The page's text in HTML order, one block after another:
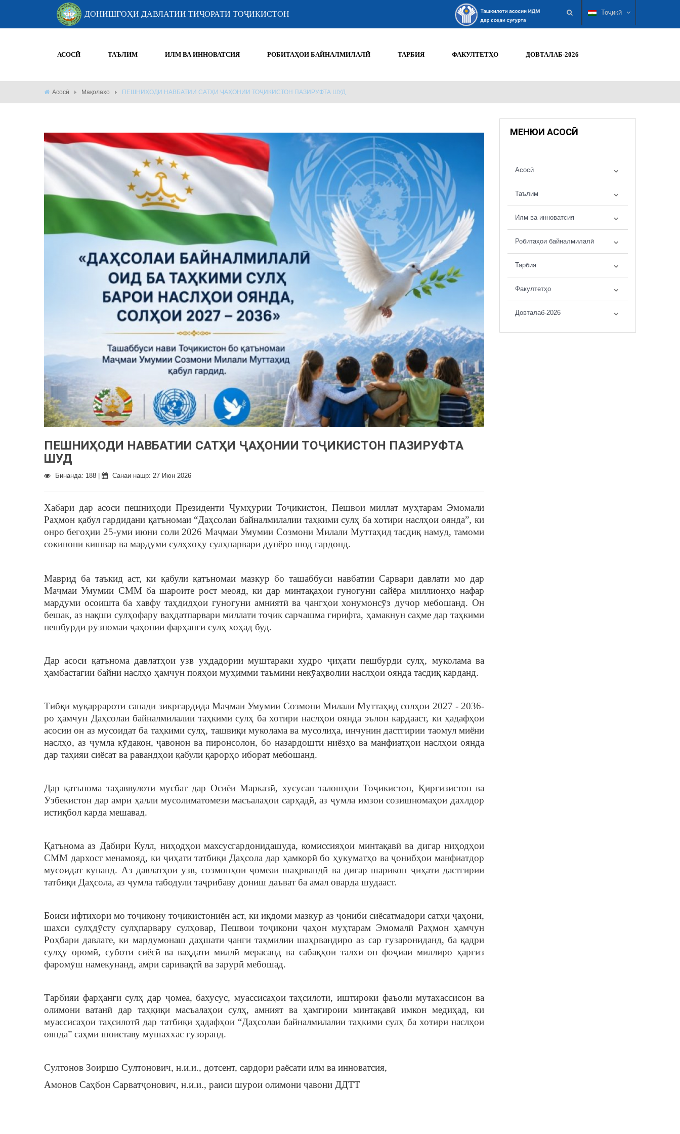
ДОНИШГОҲИ ДАВЛАТИИ ТИҶОРАТИ ТОҶИКИСТОН Тоҷикӣ
АСОСӢ ТАЪЛИМ ИЛМ ВА ИННОВАТСИЯ РОБИТАҲОИ БАЙНАЛМИЛАЛӢ ТАРБИЯ ФАКУЛТЕТҲО ДОВТАЛАБ-2026
Асосӣ Мақолаҳо ПЕШНИҲОДИ НАВБАТИИ САТҲИ ҶАҲОНИИ ТОҶИКИСТОН ПАЗИРУФТА ШУД
ПЕШНИҲОДИ НАВБАТИИ САТҲИ ҶАҲОНИИ ТОҶИКИСТОН ПАЗИРУФТА
ШУД
Бинанда: 188 | Санаи нашр: 27 Июн 2026
Хабари дар асоси пешниҳоди Президенти Ҷумҳурии Тоҷикистон, Пешвои миллат муҳтарам Эмомалӣ
Раҳмон қабул гардидани қатъномаи “Даҳсолаи байналмилалии таҳкими сулҳ ба хотири наслҳои оянда”, ки
онро бегоҳии 25-уми июни соли 2026 Маҷмаи Умумии Созмони Милали Муттаҳид тасдиқ намуд, тамоми
сокинони кишвар ва мардуми сулҳхоҳу сулҳпарвари дунёро шод гардонд.
Маврид ба таъкид аст, ки қабули қатъномаи мазкур бо ташаббуси навбатии Сарвари давлати мо дар
Маҷмаи Умумии СММ ба шароите рост меояд, ки дар минтақаҳои гуногуни сайёра миллионҳо нафар
мардуми осоишта ба хавфу таҳдидҳои гуногуни амниятӣ ва ҷангҳои хонумонсӯз дучор мебошанд. Он
бешак, аз нақши сулҳофару ваҳдатпарвари миллати тоҷик сарчашма гирифта, ҳамакнун саҳме дар таҳкими
пешбурди рӯзномаи ҷаҳонии фарҳанги сулҳ хоҳад буд.
Дар асоси қатънома давлатҳои узв уҳдадории муштараки худро ҷиҳати пешбурди сулҳ, муколама ва
ҳамбастагии байни наслҳо ҳамчун пояҳои муҳимми таъмини некӯаҳволии наслҳои оянда тасдиқ карданд.
Тибқи муқаррароти санади зикргардида Маҷмаи Умумии Созмони Милали Муттаҳид солҳои 2027 - 2036-
ро ҳамчун Даҳсолаи байналмилалии таҳкими сулҳ ба хотири наслҳои оянда эълон кардааст, ки ҳадафҳои
асосии он аз мусоидат ба таҳкими сулҳ, ташвиқи муколама ва мусолиҳа, инчунин дастгирии таомул миёни
наслҳо, аз ҷумла кӯдакон, ҷавонон ва пиронсолон, бо назардошти ниёзҳо ва манфиатҳои наслҳои оянда
дар таҳияи сиёсат ва равандҳои қабули қарорҳо иборат мебошанд.
Дар қатънома таҳаввулоти мусбат дар Осиёи Марказӣ, хусусан талошҳои Тоҷикистон, Қирғизистон ва
Ӯзбекистон дар амри ҳалли мусолиматомези масъалаҳои сарҳадӣ, аз ҷумла имзои созишномаҳои дахлдор
истиқбол карда мешавад.
Қатънома аз Дабири Кулл, ниҳодҳои махсусгардонидашуда, комиссияҳои минтақавӣ ва дигар ниҳодҳои
СММ дархост менамояд, ки ҷиҳати татбиқи Даҳсола дар ҳамкорӣ бо ҳукуматҳо ва ҷонибҳои манфиатдор
мусоидат кунанд. Аз давлатҳои узв, созмонҳои ҷомеаи шаҳрвандӣ ва дигар шарикон ҷиҳати дастгирии
татбиқи Даҳсола, аз ҷумла табодули таҷрибаву дониш даъват ба амал оварда шудааст.
Боиси ифтихори мо тоҷикону тоҷикистониён аст, ки иқдоми мазкур аз ҷониби сиёсатмадори сатҳи ҷаҳонӣ,
шахси сулҳдӯсту сулҳпарвару сулҳовар, Пешвои тоҷикони ҷаҳон муҳтарам Эмомалӣ Раҳмон ҳамчун
Роҳбари давлате, ки мардумонаш даҳшати ҷанги таҳмилии шаҳрвандиро аз сар гузарониданд, ба қадри
сулҳу оромӣ, суботи сиёсӣ ва ваҳдати миллӣ мерасанд ва сабақҳои талхи он фоҷиаи миллиро ҳаргиз
фаромӯш намекунанд, амри саривақтӣ ва зарурӣ мебошад.
Тарбияи фарҳанги сулҳ дар ҷомеа, бахусус, муассисаҳои таҳсилотӣ, иштироки фаъоли мутахассисон ва
олимони ватанӣ дар таҳқиқи масъалаҳои сулҳ, амният ва ҳамгироии минтақавӣ имкон медиҳад, ки
муассисаҳои таҳсилотӣ дар татбиқи ҳадафҳои “Даҳсолаи байналмилалии таҳкими сулҳ ба хотири наслҳои
оянда” саҳми шоиставу мушаххас гузоранд.
Султонов Зоиршо Султонович, н.и.и., дотсент, сардори раёсати илм ва инноватсия,
Амонов Саҳбон Сарватҷонович, н.и.и., раиси шурои олимони ҷавони ДДТТ
МЕНЮИ АСОСӢ
Асосӣ
Таълим
Илм ва инноватсия
Робитаҳои байналмилалӣ
Тарбия
Факултетҳо
Довталаб-2026